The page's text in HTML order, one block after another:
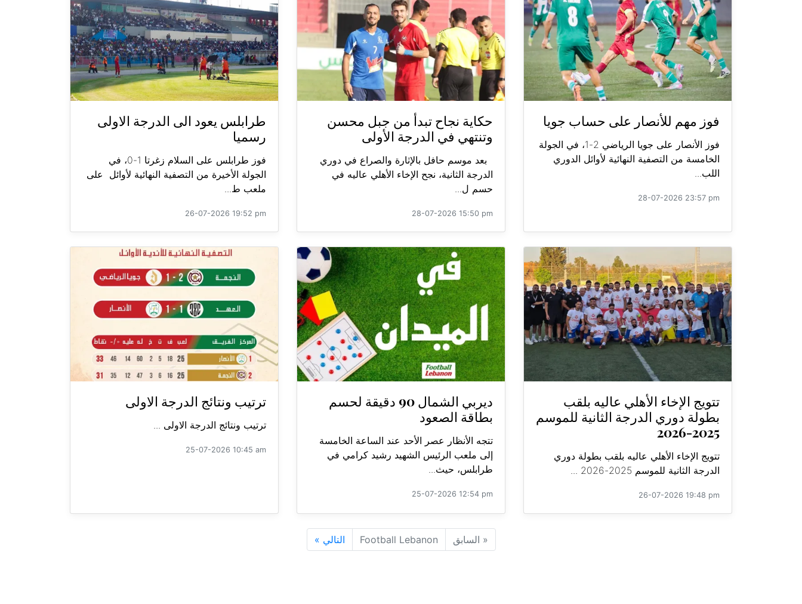
فوز مهم للأنصار على حساب جويا
فوز الأنصار على جويا الرياضي 2-1، في الجولة
الخامسة من التصفية النهائية لأوائل الدوري
اللب...
28-07-2026 23:57 pm
حكاية نجاح تبدأ من جبل محسن
وتنتهي في الدرجة الأولى
بعد موسم حافل بالإثارة والصراع في دوري
الدرجة الثانية، نجح الإخاء الأهلي عاليه في
حسم ل...
28-07-2026 15:50 pm
طرابلس يعود الى الدرجة الاولى
رسميا
فوز طرابلس على السلام زغرتا 1-0، في
الجولة الأخيرة من التصفية النهائية لأوائل على
ملعب ط...
26-07-2026 19:52 pm
تتويج الإخاء الأهلي عاليه بلقب
بطولة دوري الدرجة الثانية للموسم
2025-2026
تتويج الإخاء الأهلي عاليه بلقب بطولة دوري
الدرجة الثانية للموسم 2025-2026 ...
26-07-2026 19:48 pm
ديربي الشمال 90 دقيقة لحسم
بطاقة الصعود
تتجه الأنظار عصر الأحد عند الساعة الخامسة
إلى ملعب الرئيس الشهيد رشيد كرامي في
طرابلس، حيث...
25-07-2026 12:54 pm
ترتيب ونتائج الدرجة الاولى
ترتيب ونتائج الدرجة الاولى ...
25-07-2026 10:45 am
« السابق Football Lebanon التالي »